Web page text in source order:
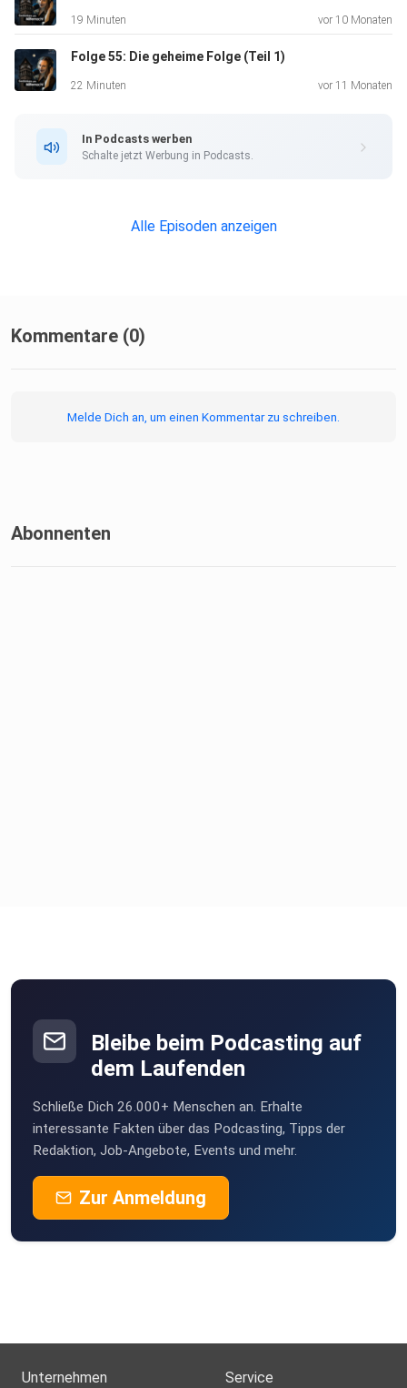
19 Minuten vor 10 Monaten
Folge 55: Die geheime Folge (Teil 1)
22 Minuten vor 11 Monaten
In Podcasts werben
Schalte jetzt Werbung in Podcasts.
Alle Episoden anzeigen
Kommentare (0)
Melde Dich an, um einen Kommentar zu schreiben.
Abonnenten
Bleibe beim Podcasting auf
dem Laufenden
Schließe Dich 26.000+ Menschen an. Erhalte
interessante Fakten über das Podcasting, Tipps der
Redaktion, Job-Angebote, Events und mehr.
Zur Anmeldung
Unternehmen Service